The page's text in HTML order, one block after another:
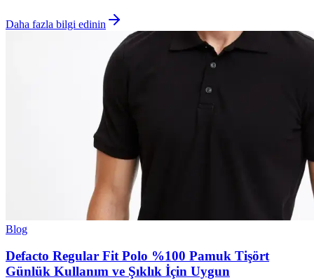
Daha fazla bilgi edinin
Blog
Defacto Regular Fit Polo %100 Pamuk Tişört
Günlük Kullanım ve Şıklık İçin Uygun